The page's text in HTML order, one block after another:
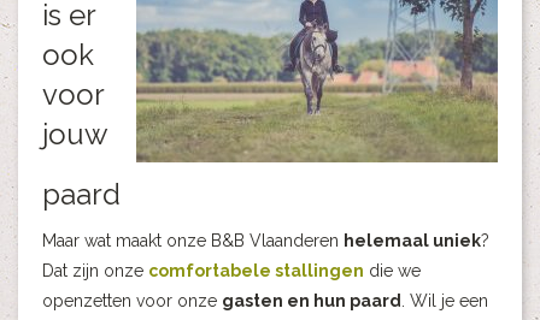
is er
ook
voor
jouw
paard
Maar wat maakt onze B&B Vlaanderen helemaal uniek?
Dat zijn onze comfortabele stallingen die we
openzetten voor onze gasten en hun paard. Wil je een